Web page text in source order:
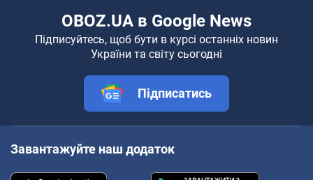
OBOZ.UA в Google News
Підписуйтесь, щоб бути в курсі останніх новин
України та світу сьогодні
Підписатись
Завантажуйте наш додаток